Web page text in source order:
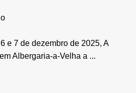
e 7 de dezembro de 2025, A
Albergaria-a-Velha a ...